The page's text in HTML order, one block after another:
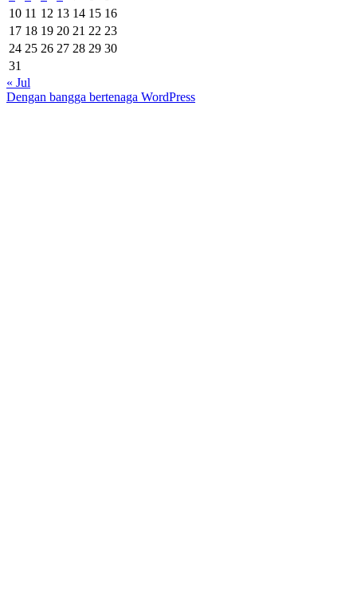
10 11 12 13 14 15 16
17 18 19 20 21 22 23
24 25 26 27 28 29 30
31
« Jul
Dengan bangga bertenaga WordPress